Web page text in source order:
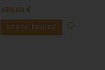
499,00 €
STOCK ÉPUISÉ